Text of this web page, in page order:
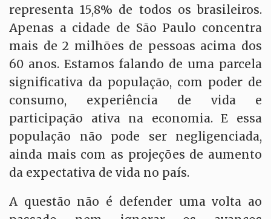
representa 15,8% de todos os brasileiros.
Apenas a cidade de São Paulo concentra
mais de 2 milhões de pessoas acima dos
60 anos. Estamos falando de uma parcela
significativa da população, com poder de
consumo, experiência de vida e
participação ativa na economia. E essa
população não pode ser negligenciada,
ainda mais com as projeções de aumento
da expectativa de vida no país.
A questão não é defender uma volta ao